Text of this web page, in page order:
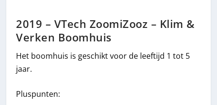
2019 – VTech ZoomiZooz – Klim &
Verken Boomhuis
Het boomhuis is geschikt voor de leeftijd 1 tot 5
jaar.
Pluspunten: